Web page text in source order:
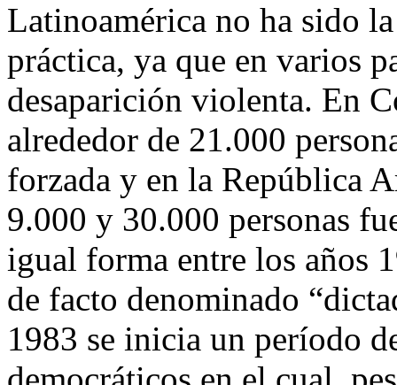
Latinoamérica no ha sido
práctica, ya que en varios
desaparición violenta. En
alrededor de 21.000
forzada y en la República
9.000 y 30.000 personas
igual forma entre los años
de facto denominado
1983 se inicia un período